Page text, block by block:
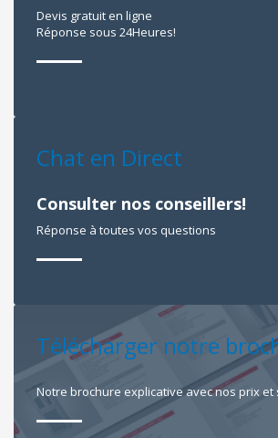
Devis gratuit en ligne
Réponse sous 24Heures!
Chat en Direct
Consulter nos conseillers!
Réponse à toutes vos questions
Télécharger notre
Notre brochure explicative avec nos prix et